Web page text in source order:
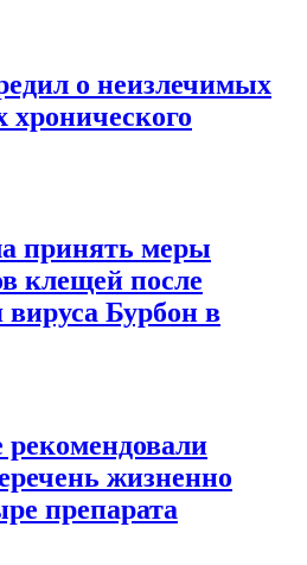
о неизлечимых
хронического
принять меры
клещей после
Бурбон в
жизненно
препарата